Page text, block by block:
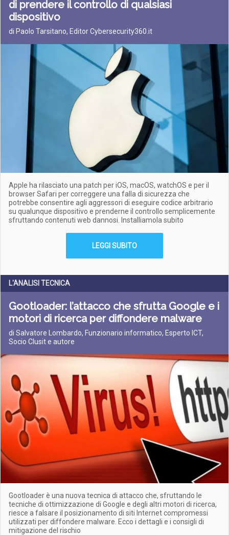
di prendere il controllo di qualsiasi
dispositivo
di Paolo Tarsitano, Editor Cybersecurity360.it
Apple ha rilasciato una patch per iOS, macOS, watchOS e per il
browser Safari per correggere una falla di sicurezza che
potrebbe consentire agli aggressori di eseguire codice arbitrario
su qualunque dispositivo e prenderne il controllo semplicemente
sfruttando contenuti web dannosi. Installiamola subito
LEGGI SUBITO
L'ANALISI TECNICA
Gootloader: l’attacco che sfrutta Google e i
motori di ricerca per diffondere malware
di Salvatore Lombardo, Funzionario informatico, Esperto ICT,
Socio Clusit e autore
Gootloader è una nuova tecnica di attacco che, sfruttando le
tecniche di ottimizzazione di Google e degli altri motori di ricerca,
riesce a falsare il posizionamento di siti Internet compromessi
utilizzati per diffondere malware. Ecco i dettagli e i consigli di
mitigazione del rischio